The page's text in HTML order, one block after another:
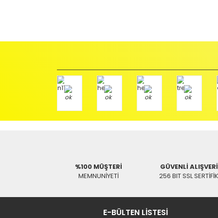
gerekir.
ödemeli olarak göndermenizi rica ederiz.
Antenci Elektronik San.Tic.Ltd.Şti.
Adres : Akıncılar Mh. Pancar Arkası Sk. No:10/B2 KARESİ /
Aras Kargo Anlaşma No : 152 294 193 1342
%100 MÜŞTERİ
MEMNUNİYETİ
GÜVENLİ
256 BIT SSL
E-BÜLTEN LİSTESİ